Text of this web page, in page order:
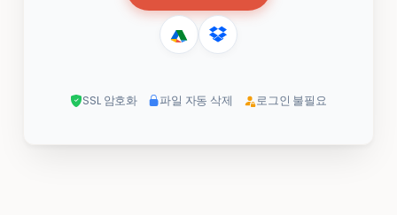
SSL 암호화 파일 자동 삭제 로그인 불필요